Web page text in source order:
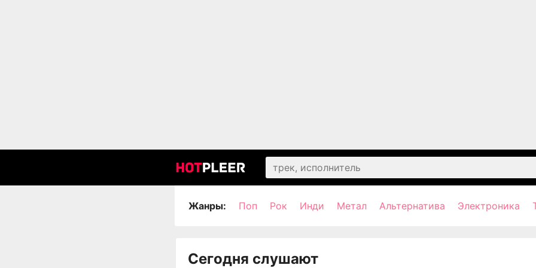
Жанры: Поп Рок Инди Метал Альтернатива Электроника
Сегодня слушают